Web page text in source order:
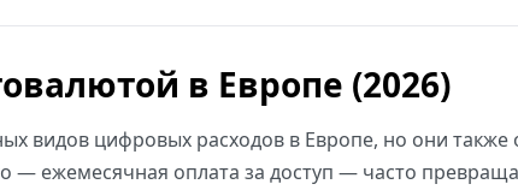
в Европе (2026)
видов цифровых расходов в Европе, но они также
— ежемесячная оплата за доступ — часто